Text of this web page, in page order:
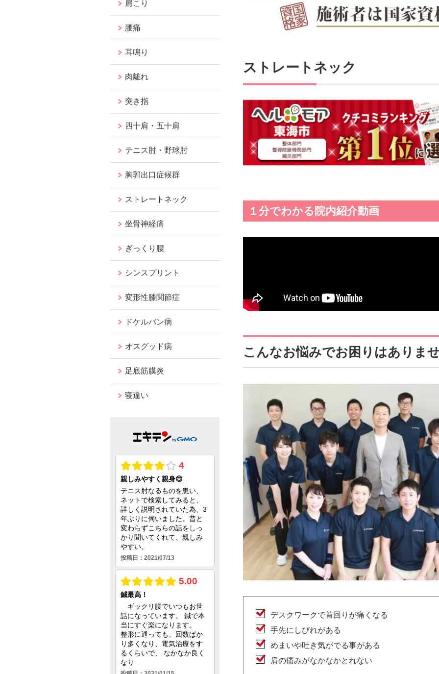
ストレートネック
１分でわかる院内紹介動画
こんなお悩みでお困りはありま
デスクワークで首回りが痛くなる
手先にしびれがある
めまいや吐き気がでる事がある
肩の痛みがなかなかとれない
肩こり
腰痛
耳鳴り
肉離れ
突き指
四十肩・五十肩
テニス肘・野球肘
胸郭出口症候群
ストレートネック
坐骨神経痛
ぎっくり腰
シンスプリント
変形性膝関節症
ドケルバン病
オスグッド病
足底筋膜炎
寝違い